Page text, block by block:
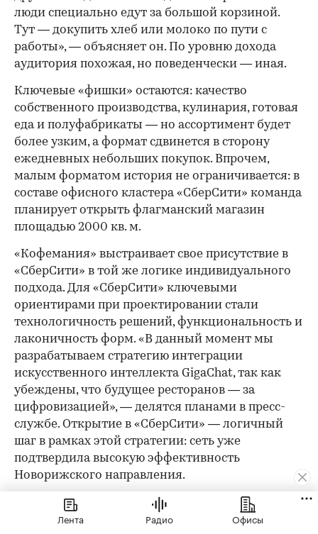
люди специально едут за большой корзиной.
Тут — докупить хлеб или молоко по пути с
работы», — объясняет он. По уровню дохода
аудитория похожая, но поведенчески — иная.
Ключевые «фишки» остаются: качество
собственного производства, кулинария, готовая
еда и полуфабрикаты — но ассортимент будет
более узким, а формат сдвинется в сторону
ежедневных небольших покупок. Впрочем,
малым форматом история не ограничивается: в
составе офисного кластера «СберСити» команда
планирует открыть флагманский магазин
площадью 2000 кв. м.
«Кофемания» выстраивает свое присутствие в
«СберСити» в той же логике индивидуального
подхода. Для «СберСити» ключевыми
ориентирами при проектировании стали
технологичность решений, функциональность и
лаконичность форм. «В данный момент мы
разрабатываем стратегию интеграции
искусственного интеллекта GigaChat, так как
убеждены, что будущее ресторанов — за
цифровизацией», — делятся планами в пресс-
службе. Открытие в «СберСити» — логичный
шаг в рамках этой стратегии: сеть уже
подтвердила высокую эффективность
Новорижского направления.
Как арендатору не прогадать
Лента Радио Офисы